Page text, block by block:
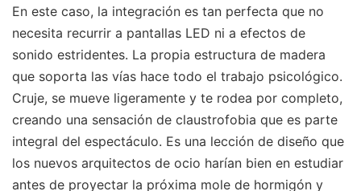
En este caso, la integración es tan perfecta que no
necesita recurrir a pantallas LED ni a efectos de
sonido estridentes. La propia estructura de madera
que soporta las vías hace todo el trabajo psicológico.
Cruje, se mueve ligeramente y te rodea por completo,
creando una sensación de claustrofobia que es parte
integral del espectáculo. Es una lección de diseño que
los nuevos arquitectos de ocio harían bien en estudiar
antes de proyectar la próxima mole de hormigón y